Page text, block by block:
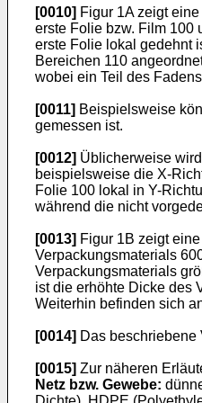
[0010] Figur 1A zeigt
erste Folie bzw. Film 100
erste Folie lokal gedehnt
Bereichen 110
wobei ein Teil des
[0011] Beispielsweise
gemessen ist.
[0012] Üblicherweise
beispielsweise die X-
Folie 100 lokal in Y-
während die nicht
[0013] Figur 1B zeigt
Verpackungsmaterials
Verpackungsmaterials
ist die erhöhte Dicke des
Weiterhin befinden sich
[0014] Das beschriebene
[0015] Zur näheren
Netz bzw. Gewebe: